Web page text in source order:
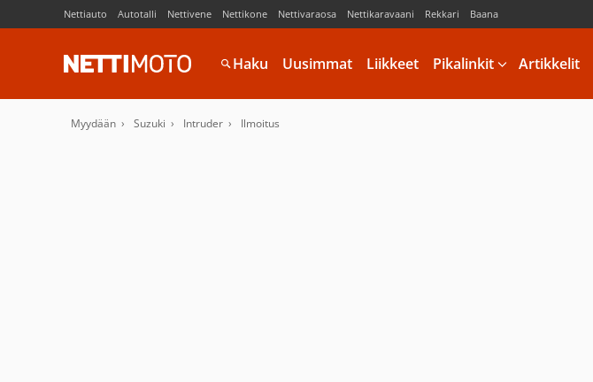
Nettiauto Autotalli Nettivene Nettikone Nettivaraosa Nettikaravaani Rekkari Baana
Haku Uusimmat Liikkeet Pikalinkit Artikkelit
Myydään Suzuki Intruder Ilmoitus